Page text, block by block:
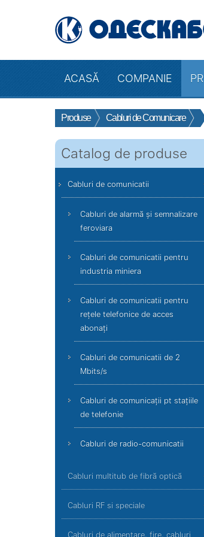
ACASĂ COMPANIE
Produse Cabluri de Comunicare
Catalog de produse
Cabluri de comunicatii
Cabluri de alarmă și semnalizare
feroviara
Cabluri de comunicatii pentru
industria miniera
Cabluri de comunicatii pentru
rețele telefonice de acces
abonați
Cabluri de comunicatii de 2
Mbits/s
Cabluri de comunicații pt stațiile
de telefonie
Cabluri de radio-comunicatii
Cabluri multitub de fibră optică
Cabluri RF si speciale
Cabluri de alimentare, fire, cabluri